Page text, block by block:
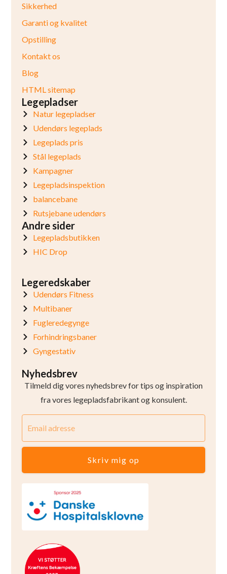
Sikkerhed
Garanti og kvalitet
Opstilling
Kontakt os
Blog
HTML sitemap
Legepladser
Natur legepladser
Udendørs legeplads
Legeplads pris
Stål legeplads
Kampagner
Legepladsinspektion
balancebane
Rutsjebane udendørs
Andre sider
Legepladsbutikken
HIC Drop
Legeredskaber
Udendørs Fitness
Multibaner
Fugleredegynge
Forhindringsbaner
Gyngestativ
Nyhedsbrev
Tilmeld dig vores nyhedsbrev for tips og inspiration
fra vores legepladsfabrikant og konsulent.
Skriv mig op